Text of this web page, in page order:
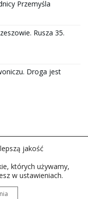
Przemyśla
Rusza 35.
Droga jest
S.A. w likwidacj.
jakość
których używamy,
w ustawieniach.